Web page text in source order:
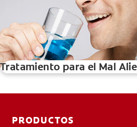
Tratamiento para el Mal
PRODUCTOS